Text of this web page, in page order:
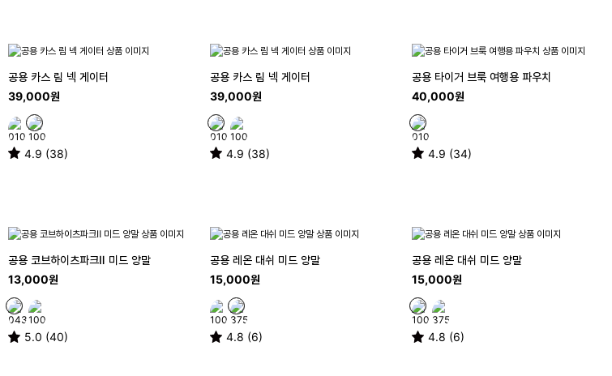
공용 카스 림 넥 게이터
39,000원
4.9 (38)
공용 카스 림 넥 게이터
39,000원
4.9 (38)
공용 타이거 브룩 여행용 파우치
40,000원
4.9 (34)
공용 코브하이츠파크Ⅱ 미드 양말
13,000원
5.0 (40)
공용 레온 대쉬 미드 양말
15,000원
4.8 (6)
공용 레온 대쉬 미드 양말
15,000원
4.8 (6)